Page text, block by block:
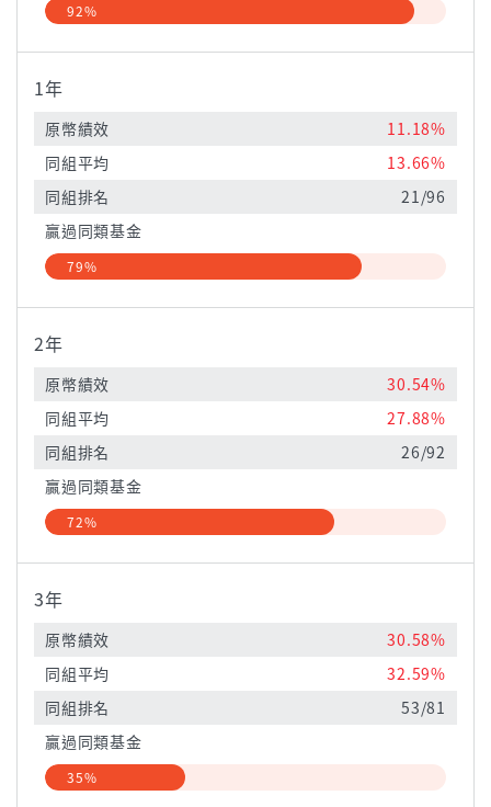
92%
1年
原幣績效
11.18%
同組平均
13.66%
同組排名
21/96
贏過同類基金
79%
2年
原幣績效
30.54%
同組平均
27.88%
同組排名
26/92
贏過同類基金
72%
3年
原幣績效
30.58%
同組平均
32.59%
同組排名
53/81
贏過同類基金
35%